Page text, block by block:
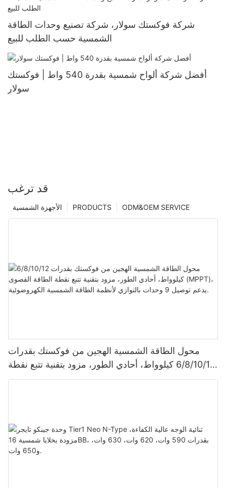
شركة فوكستك سولار، شركة تصنيع وحدات الطاقة
الشمسية حسب الطلب للبيع
أفضل شركة ألواح شمسية بقدرة 540 واط | فوكستك
سولار
قد ترغب
ODM&OEM SERVICE
PRODUCTS الأجهزة الشمسية
محول الطاقة الشمسية الهجين من فوكستك بقدرات
6/8/10/12 كيلوواط، أحادي الطور، مزود بتقنية تتبع نقطة
الطاقة القصوى (MPPT)، يدعم توصيل 9 وحدات بالتوازي